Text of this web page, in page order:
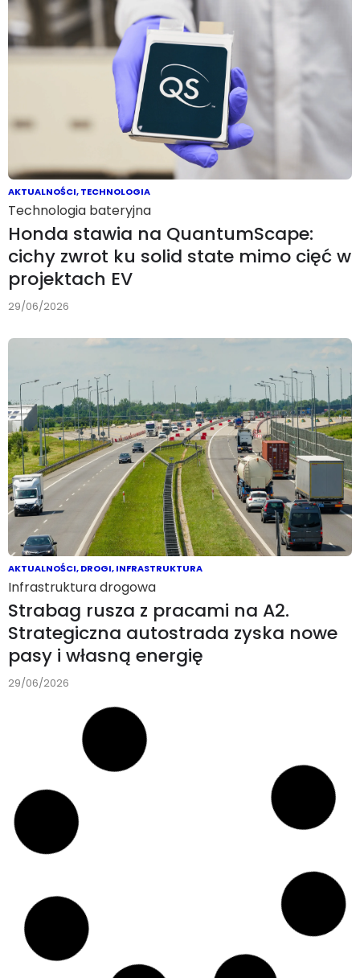
AKTUALNOŚCI,TECHNOLOGIA
Technologia bateryjna
Honda stawia na QuantumScape:
cichy zwrot ku solid state mimo cięć w
projektach EV
29/06/2026
AKTUALNOŚCI,DROGI,INFRASTRUKTURA
Infrastruktura drogowa
Strabag rusza z pracami na A2.
Strategiczna autostrada zyska nowe
pasy i własną energię
29/06/2026